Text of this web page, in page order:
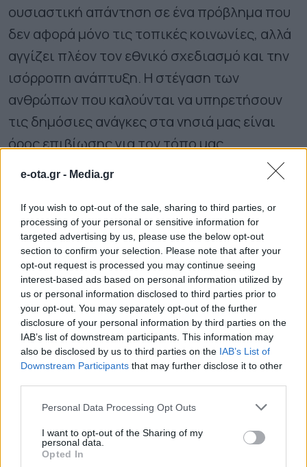
e-ota.gr - Media.gr
If you wish to opt-out of the sale, sharing to third parties, or
processing of your personal or sensitive information for
targeted advertising by us, please use the below opt-out
section to confirm your selection. Please note that after your
opt-out request is processed you may continue seeing
interest-based ads based on personal information utilized by
us or personal information disclosed to third parties prior to
your opt-out. You may separately opt-out of the further
disclosure of your personal information by third parties on the
IAB’s list of downstream participants. This information may
also be disclosed by us to third parties on the IAB’s List of
Downstream Participants that may further disclose it to other
Personal Data Processing Opt Outs
I want to opt-out of the Sharing of my
personal data.
Opted In
ουσιαστική απάντηση σε ένα πρόβλημα που
δεν αφορά μόνο τις τοπικές κοινωνίες, αλλά
αγγίζει πλέον τον εθνικό σχεδιασμό και την
ισόρροπη ανάπτυξη. Η στέγαση των
ανθρώπων που καλούνται να υπηρετήσουν
τις δημόσιες ανάγκες στα νησιά μας είναι
όρος επιβίωσης για τον τόπο μας.
Με την προσδοκία ότι η Πολιτεία θα σταθεί
αρωγός στην προσπάθεια αυτή, σας
ευχαριστούμε εκ των προτέρων για την
προσοχή και τη στήριξή σας».
ΟΛΕΣ ΟΙ ΕΙΔΗΣΕΙΣ
657.000 ευρώ για 9 παιδικές χαρές στον Δήμο
Πύργου
Καστοριά: Ενημερωτικές δράσεις στην
Ξεκινούν τα δοκιμαστικά δρομολόγια της
ΑΣΤΥΠΑΛΑΙΑ